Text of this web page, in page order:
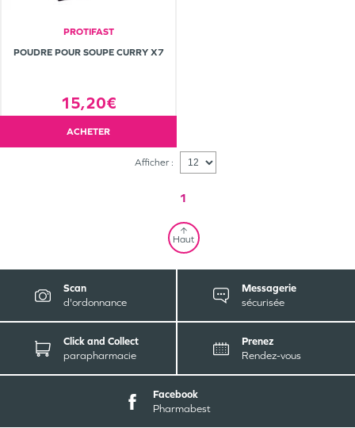
PROTIFAST
POUDRE POUR SOUPE CURRY X7
15,20€
ACHETER
Afficher :
1
Haut
Scan
d'ordonnance
Messagerie
sécurisée
Click and Collect
parapharmacie
Prenez
Rendez-vous
Facebook
Pharmabest